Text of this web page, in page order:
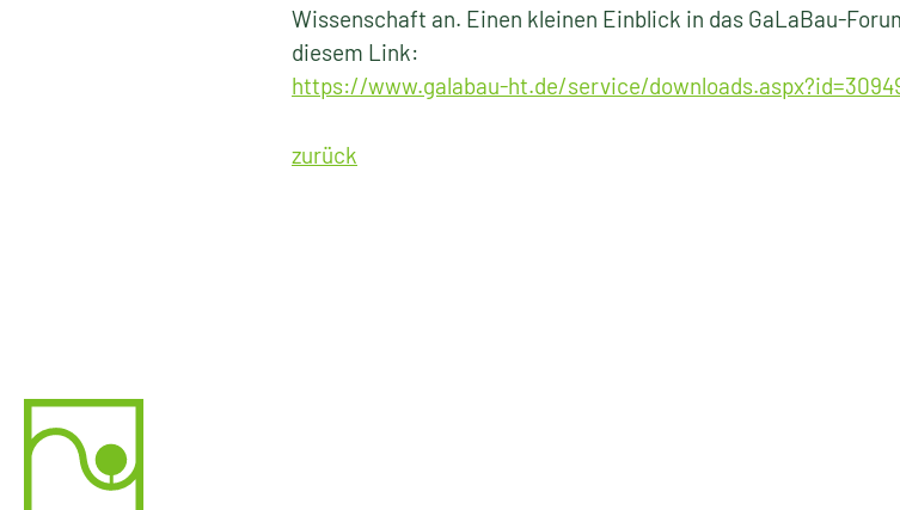
Wissenschaft an. Einen kleinen Einblick in das GaLaBau-
diesem Link:
https://www.galabau-ht.de/service/
zurück